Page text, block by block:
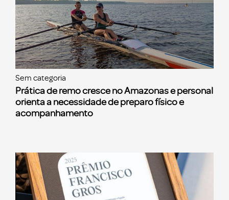
Sem categoria
Prática de remo cresce no Amazonas e personal
orienta a necessidade de preparo físico e
acompanhamento